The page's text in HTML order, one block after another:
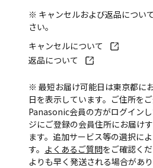
※ キャンセルおよび返品につい
さい。
キャンセルについて
返品について
※ 最短お届け可能日は東京都に
日を表示しています。ご住所を
Panasonic会員の方がログイン
ジにご登録の会員住所にお届け
ます。追加サービス等の選択に
す。 よくあるご質問をご確認く
よりも早く発送される場合があり